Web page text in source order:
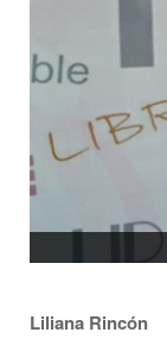
Liliana Rincón